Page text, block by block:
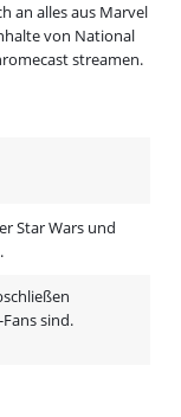
an alles aus Marvel
von National
streamen.
Star Wars und
sind.